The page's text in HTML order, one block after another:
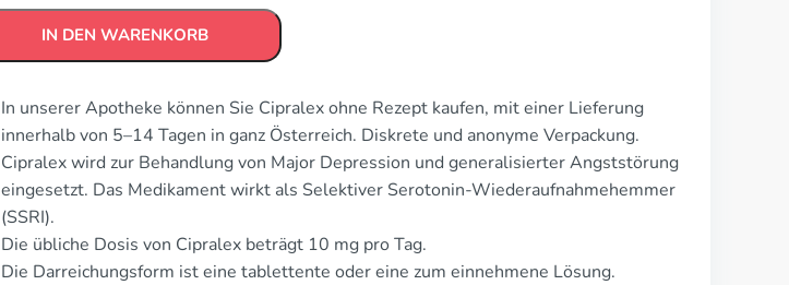
IN DEN WARENKORB
In unserer Apotheke können Sie Cipralex ohne Rezept kaufen, mit einer Lieferung
innerhalb von 5–14 Tagen in ganz Österreich. Diskrete und anonyme Verpackung.
Cipralex wird zur Behandlung von Major Depression und generalisierter Angststörung
eingesetzt. Das Medikament wirkt als Selektiver Serotonin-Wiederaufnahmehemmer
(SSRI).
Die übliche Dosis von Cipralex beträgt 10 mg pro Tag.
Die Darreichungsform ist eine tablettente oder eine zum einnehmene Lösung.